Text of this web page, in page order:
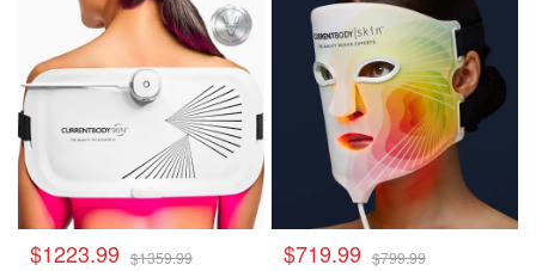
$1223.99 $1359.99 $719.99 $799.99